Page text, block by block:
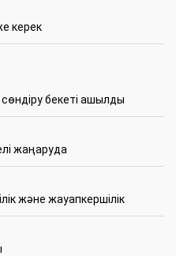
керек
бекеті ашылды
жаңаруда
және жауапкершілік